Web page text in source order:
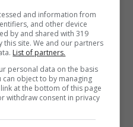
degli umani,
a sei volte
Sono animali
lo stesso
and information from
and other device
by and shared with 319
this site. We and our partners
List of partners.
personal data on the basis
object to by managing
at the bottom of this page
withdraw consent in privacy